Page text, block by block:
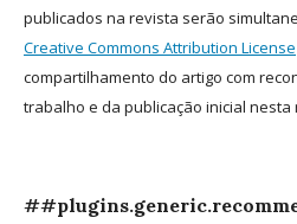
publicados na revista serão
Creative Commons Attribution License
compartilhamento do artigo com
trabalho e da publicação inicial nesta